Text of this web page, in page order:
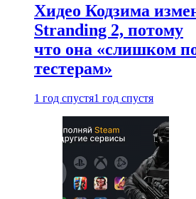
Хидео Кодзима
Stranding 2, потому
что она «слишком
тестерам»
1 год спустя1 год спустя